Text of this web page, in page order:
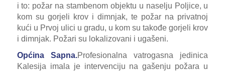
i to: požar na stambenom objektu u naselju Poljice, u
kom su gorjeli krov i dimnjak, te požar na privatnoj
kući u Prvoj ulici u gradu, u kom su takođe gorjeli krov
i dimnjak. Požari su lokalizovani i ugašeni.
Općina Sapna.Profesionalna vatrogasna jedinica
Kalesija imala je intervenciju na gašenju požara u